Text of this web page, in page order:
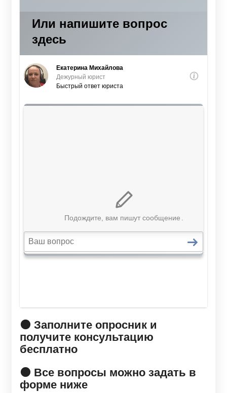
🟠 Заполните опросник и
получите консультацию
бесплатно
🟠 Все вопросы можно задать в
форме ниже